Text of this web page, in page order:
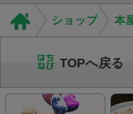
す
て
ショップ 本
TOPへ戻る